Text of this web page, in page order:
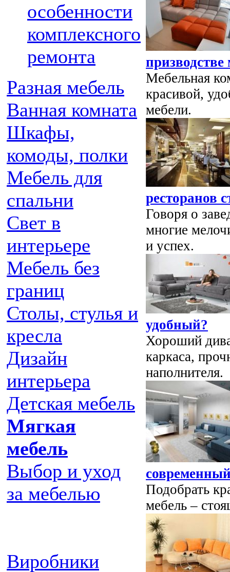
особенности
комплексного
ремонта
Разная мебель
Ванная комната
Шкафы,
комоды, полки
Мебель для
спальни
Свет в
интерьере
Мебель без
границ
Столы, стулья и
кресла
Дизайн
интерьера
Детская мебель
Мягкая
мебель
Выбор и уход
за мебелью
Виробники
призводстве
Мебельная
красивой,
мебели.
ресторанов
Говоря о
многие
и успех.
удобный?
Хороший
каркаса,
наполнителя.
Подобрать
мебель –